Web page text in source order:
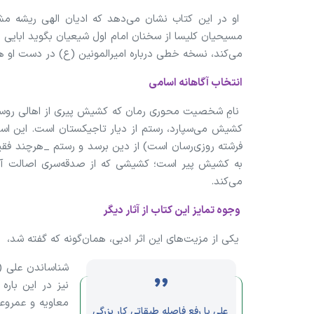
او در این کتاب نشان می‌دهد که ادیان الهی ریشه
مسیحیان کلیسا از سخنان امام اول شیعیان بگوید
می‌کند، نسخه‌ خطی درباره امیرالمونین (ع) در دست
انتخاب آگاهانه اسامی
نامِ شخصیت محوری رمان که کشیش پیری از اهالی
کشیش می‌سپارد، رستم از دیار تاجیکستان است. این
فرشته روزی‌رسان است) از دین برسد و رستم _هرچند
به کشیش پیر است؛ کشیشی که از صدقه‌سری
می‌کند.
وجوه تمایز این کتاب از آثار دیگر
یکی از مزیت‌های این اثر ادبی، همان‌گونه که گفته شد،
شناساندن علی
نیز در این
معاویه و